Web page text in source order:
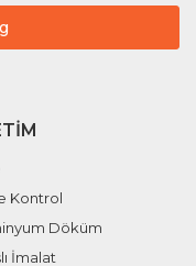
Kontrol
Döküm
İmalat